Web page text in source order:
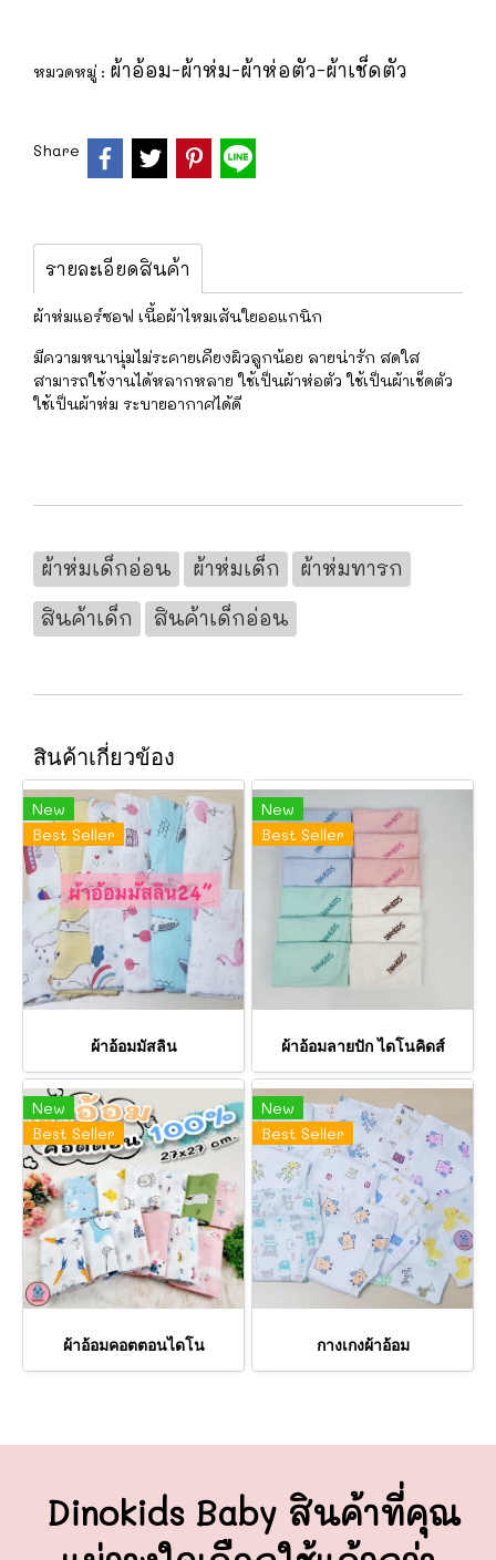
หมวดหมู่ : ผ้าอ้อม-ผ้าห่ม-ผ้าห่อตัว-ผ้าเช็ดตัว
Share
รายละเอียดสินค้า
ผ้าห่มแอร์ซอฟ เนื้อผ้าไหมเส้นใยออแกนิก
มีความหนานุ่มไม่ระคายเคืยงผิวลูกน้อย ลายน่ารัก สดใส
สามารถใช้งานได้หลากหลาย ใช้เป็นผ้าห่อตัว ใช้เป็นผ้าเช็ดตัว
ใช้เป็นผ้าห่ม ระบายอากาศได้ดี
ผ้าห่มเด็กอ่อน ผ้าห่มเด็ก
ผ้าห่มทารก
สินค้าเด็ก
สินค้าเด็กอ่อน
สินค้าเกี่ยวข้อง
New
Best Seller
ผ้าอ้อมมัสลิน
New
Best Seller
ผ้าอ้อมลายปัก ไดโนคิดส์
New
Best Seller
ผ้าอ้อมคอตตอนไดโน
New
Best Seller
กางเกงผ้าอ้อม
Dinokids Baby สินค้าที่คุณ